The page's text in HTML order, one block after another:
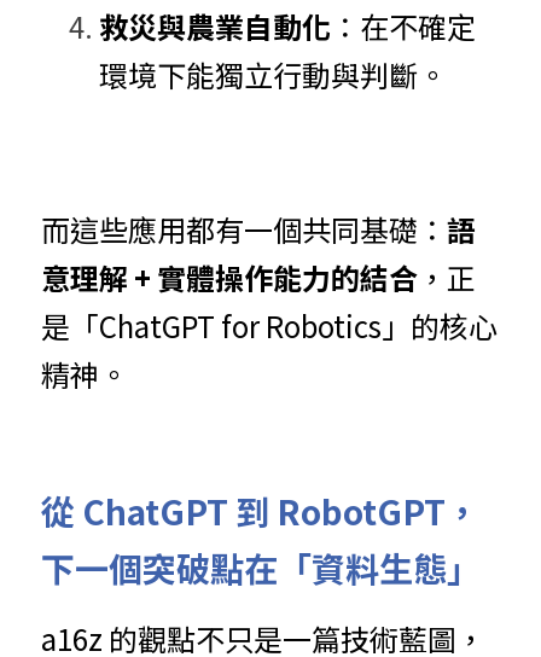
救災與農業自動化 ：在不確定
環境下能獨立行動與判斷。
而這些應用都有一個共同基礎： 語
意理解 + 實體操作能力的結合 ，正
是「ChatGPT for Robotics」的核心
精神。
從 ChatGPT 到 RobotGPT，
下一個突破點在「資料生態」
a16z 的觀點不只是一篇技術藍圖，